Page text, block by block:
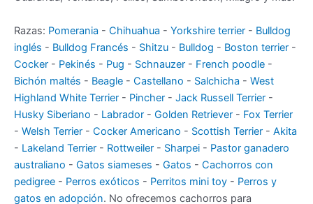
Razas: Pomerania - Chihuahua - Yorkshire terrier - Bulldog
inglés - Bulldog Francés - Shitzu - Bulldog - Boston terrier -
Cocker - Pekinés - Pug - Schnauzer - French poodle -
Bichón maltés - Beagle - Castellano - Salchicha - West
Highland White Terrier - Pincher - Jack Russell Terrier -
Husky Siberiano - Labrador - Golden Retriever - Fox Terrier
- Welsh Terrier - Cocker Americano - Scottish Terrier - Akita
- Lakeland Terrier - Rottweiler - Sharpei - Pastor ganadero
australiano - Gatos siameses - Gatos - Cachorros con
pedigree - Perros exóticos - Perritos mini toy - Perros y
gatos en adopción. No ofrecemos cachorros para